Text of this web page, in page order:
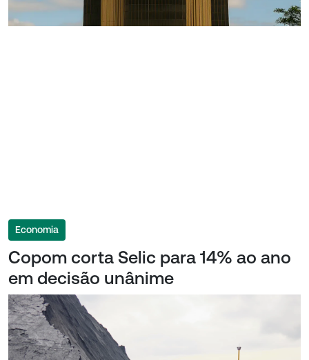
Economia
Copom corta Selic para 14% ao ano
em decisão unânime